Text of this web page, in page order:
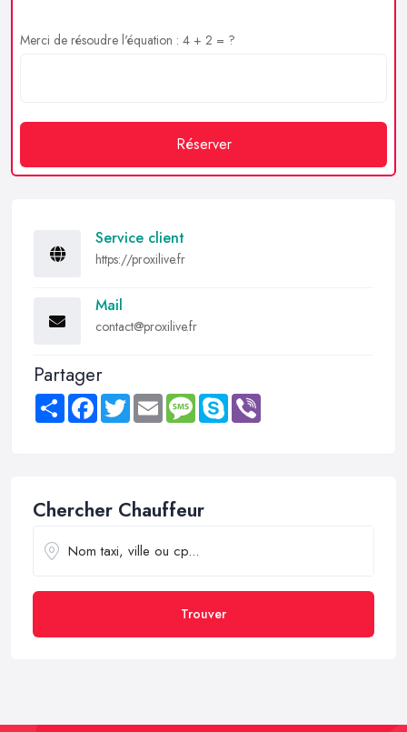
Merci de résoudre l'équation : 4 + 2 = ?
Réserver
Service client
https://proxilive.fr
Mail
contact@proxilive.fr
Partager
Share FacebookTwitter Email MessageSkype
Chercher Chauffeur
Trouver